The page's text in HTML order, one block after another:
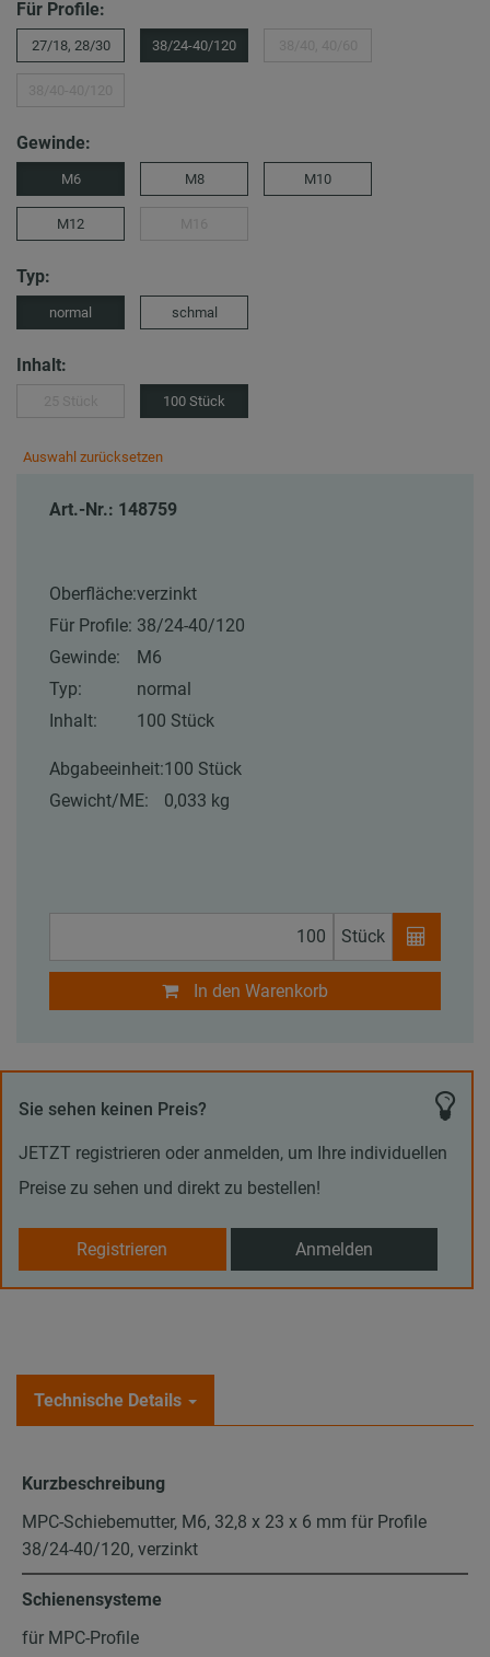
Für Profile:
27/18, 28/30 38/24-40/120
Gewinde:
M6 M8 M10
M12
Typ:
normal schmal
Inhalt:
100 Stück
Auswahl zurücksetzen
Art.-Nr.: 148759
Oberfläche:verzinkt
Für Profile: 38/24-40/120
Gewinde:
M6
Typ:
normal
Inhalt:
100 Stück
Abgabeeinheit:100 Stück
Gewicht/ME:
0,033 kg
Stück
In den Warenkorb
Sie sehen keinen Preis?
JETZT registrieren oder anmelden, um Ihre individuellen
Preise zu sehen und direkt zu bestellen!
Registrieren Anmelden
Technische Details
Kurzbeschreibung
MPC-Schiebemutter, M6, 32,8 x 23 x 6 mm für Profile
38/24-40/120, verzinkt
Schienensysteme
für MPC-Profile